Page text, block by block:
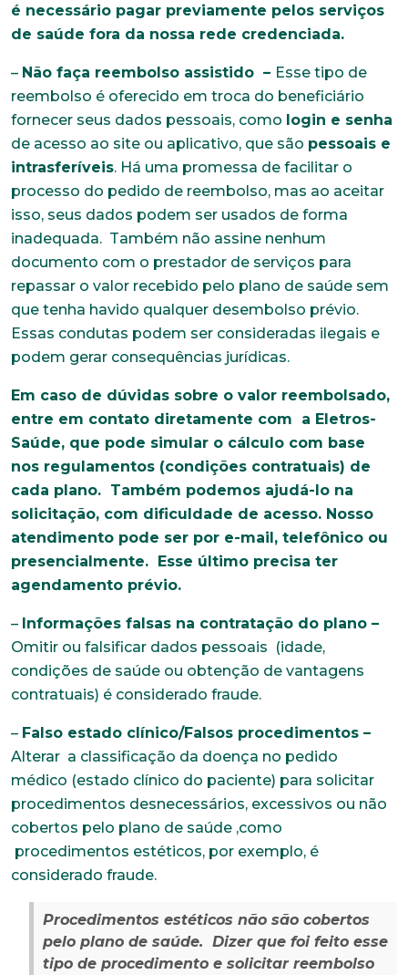
é necessário pagar previamente pelos serviços
de saúde fora da nossa rede credenciada.
– Não faça reembolso assistido – Esse tipo de
reembolso é oferecido em troca do beneficiário
fornecer seus dados pessoais, como login e senha
de acesso ao site ou aplicativo, que são pessoais e
intrasferíveis. Há uma promessa de facilitar o
processo do pedido de reembolso, mas ao aceitar
isso, seus dados podem ser usados de forma
inadequada. Também não assine nenhum
documento com o prestador de serviços para
repassar o valor recebido pelo plano de saúde sem
que tenha havido qualquer desembolso prévio.
Essas condutas podem ser consideradas ilegais e
podem gerar consequências jurídicas.
Em caso de dúvidas sobre o valor reembolsado,
entre em contato diretamente com a Eletros-
Saúde, que pode simular o cálculo com base
nos regulamentos (condições contratuais) de
cada plano. Também podemos ajudá-lo na
solicitação, com dificuldade de acesso. Nosso
atendimento pode ser por e-mail, telefônico ou
presencialmente. Esse último precisa ter
agendamento prévio.
– Informações falsas na contratação do plano –
Omitir ou falsificar dados pessoais (idade,
condições de saúde ou obtenção de vantagens
contratuais) é considerado fraude.
– Falso estado clínico/Falsos procedimentos –
Alterar a classificação da doença no pedido
médico (estado clínico do paciente) para solicitar
procedimentos desnecessários, excessivos ou não
cobertos pelo plano de saúde ,como
procedimentos estéticos, por exemplo, é
considerado fraude.
Procedimentos estéticos não são cobertos
pelo plano de saúde. Dizer que foi feito esse
tipo de procedimento e solicitar reembolso